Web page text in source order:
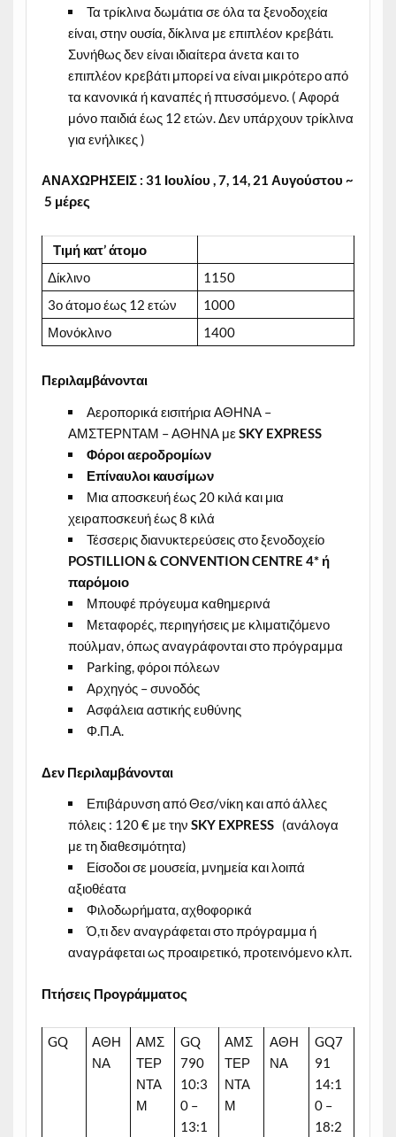
Τα τρίκλινα δωμάτια σε όλα τα ξενοδοχεία
είναι, στην ουσία, δίκλινα με επιπλέον κρεβάτι.
Συνήθως δεν είναι ιδιαίτερα άνετα και το
επιπλέον κρεβάτι μπορεί να είναι μικρότερο από
τα κανονικά ή καναπές ή πτυσσόμενο. ( Αφορά
μόνο παιδιά έως 12 ετών. Δεν υπάρχουν τρίκλινα
για ενήλικες )
ΑΝΑΧΩΡΗΣΕΙΣ : 31 Ιουλίου , 7, 14, 21 Αυγούστου ~
5 μέρες
Τιμή κατ’άτομο
Δίκλινο
1150
3ο άτομο έως 12 ετών
1000
Μονόκλινο
1400
Περιλαμβάνονται
Αεροπορικά εισιτήρια ΑΘΗΝΑ –
ΑΜΣΤΕΡΝΤΑΜ – ΑΘΗΝΑ μεSKY EXPRESS
Φόροι αεροδρομίων
Επίναυλοι καυσίμων
Μια αποσκευή έως 20 κιλά και μια
χειραποσκευή έως 8 κιλά
Τέσσερις διανυκτερεύσεις στο ξενοδοχείο
POSTILLION& CONVENTIONCENTRE 4* ή
παρόμοιο
Μπουφέ πρόγευμα καθημερινά
Μεταφορές, περιηγήσεις με κλιματιζόμενο
πούλμαν, όπως αναγράφονται στο πρόγραμμα
Parking, φόροι πόλεων
Αρχηγός – συνοδός
Ασφάλεια αστικής ευθύνης
Φ.Π.Α.
Δεν Περιλαμβάνονται
Επιβάρυνση από Θεσ/νίκη και από άλλες
πόλεις : 120 € με την SKY EXPRESS (ανάλογα
με τη διαθεσιμότητα)
Είσοδοι σε μουσεία, μνημεία και λοιπά
αξιοθέατα
Φιλοδωρήματα, αχθοφορικά
Ό,τι δεν αναγράφεται στο πρόγραμμα ή
αναγράφεται ως προαιρετικό, προτεινόμενο κλπ.
Πτήσεις Προγράμματος
GQ
ΑΘΗ
ΝΑ
ΑΜΣ
ΤΕΡ
ΝΤΑ
Μ
GQ
790
10:3
0 –
13:1
ΑΜΣ
ΤΕΡ
ΝΤΑ
Μ
ΑΘΗ
ΝΑ
GQ7
91
14:1
0 –
18:2